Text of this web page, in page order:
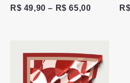
R$ 49,90 – R$ 65,00atravésR$
de
preço:
R$ 49,90